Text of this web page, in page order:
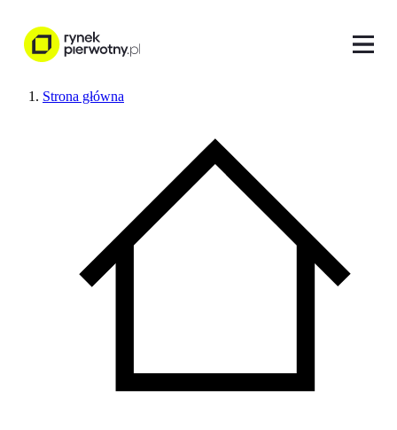
Strona główna